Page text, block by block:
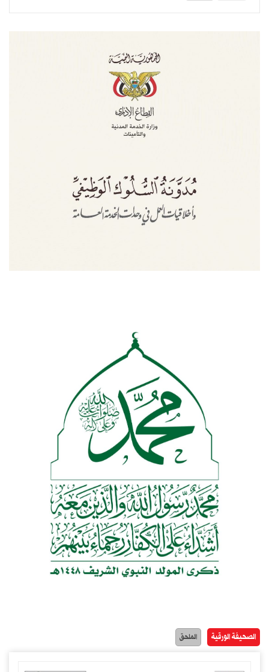
الصحيفة الورقية الملحق